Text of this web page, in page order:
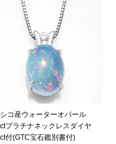
コ産ウォーターオパール
プラチナネックレスダイヤ
付(GTC宝石鑑別書付)